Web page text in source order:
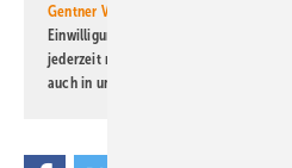
Gentner Verlag GmbH & Co. KG
Einwilligung kann ich jederzeit
jederzeit möglich. Informationen zum
auch in unserer